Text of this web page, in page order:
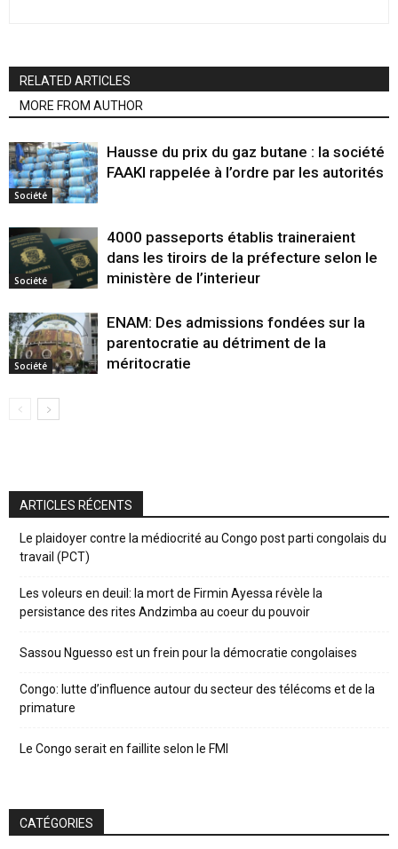
RELATED ARTICLES
MORE FROM AUTHOR
Société
Hausse du prix du gaz butane : la société
FAAKI rappelée à l’ordre par les autorités
Société
4000 passeports établis traineraient
dans les tiroirs de la préfecture selon le
ministère de l’interieur
Société
ENAM: Des admissions fondées sur la
parentocratie au détriment de la
méritocratie
ARTICLES RÉCENTS
Le plaidoyer contre la médiocrité au Congo post parti congolais du
travail (PCT)
Les voleurs en deuil: la mort de Firmin Ayessa révèle la
persistance des rites Andzimba au coeur du pouvoir
Sassou Nguesso est un frein pour la démocratie congolaises
Congo: lutte d’influence autour du secteur des télécoms et de la
primature
Le Congo serait en faillite selon le FMI
CATÉGORIES